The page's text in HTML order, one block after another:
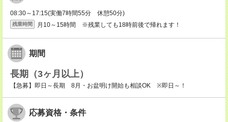
08:30～17:15(実働7時間55分 休憩50分)
残業時間 月10～15時間 ※残業しても18時前後で帰れます！
期間
長期（3ヶ月以上）
【急募】即日～長期 8月・お盆明け開始も相談OK ※即日～！
応募資格・条件